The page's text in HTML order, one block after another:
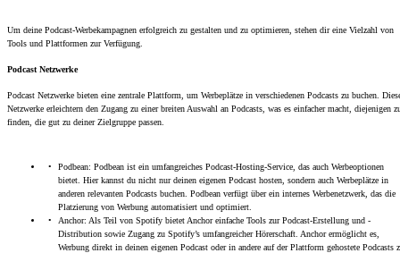
Um deine Podcast-Werbekampagnen erfolgreich zu gestalten und zu optimieren, stehen dir eine Vielzahl von
Tools und Plattformen zur Verfügung.
Podcast Netzwerke
Podcast Netzwerke bieten eine zentrale Plattform, um Werbeplätze in verschiedenen Podcasts zu buchen.
Netzwerke erleichtern den Zugang zu einer breiten Auswahl an Podcasts, was es einfacher macht, diejenigen
finden, die gut zu deiner Zielgruppe passen.
Podbean: Podbean ist ein umfangreiches Podcast-Hosting-Service, das auch Werbeoptionen
bietet. Hier kannst du nicht nur deinen eigenen Podcast hosten, sondern auch Werbeplätze in
anderen relevanten Podcasts buchen. Podbean verfügt über ein internes Werbenetzwerk, das die
Platzierung von Werbung automatisiert und optimiert.
Anchor: Als Teil von Spotify bietet Anchor einfache Tools zur Podcast-Erstellung und -
Distribution sowie Zugang zu Spotify’s umfangreicher Hörerschaft. Anchor ermöglicht es,
Werbung direkt in deinen eigenen Podcast oder in andere auf der Plattform gehostete Podcasts